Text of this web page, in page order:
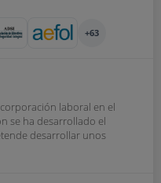
+63
laboral en el
se ha desarrollado el
desarrollar unos